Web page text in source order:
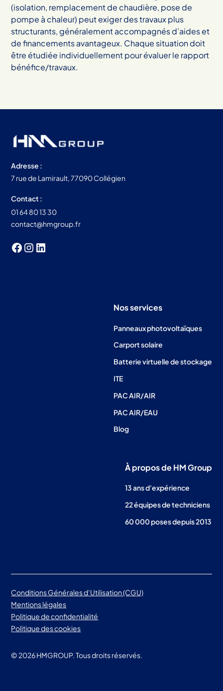
(isolation, remplacement de chaudière, pose de
pompe à chaleur) peut exiger des travaux plus
structurants, généralement accompagnés d’aides et
de financements avantageux. Chaque situation doit
être étudiée individuellement pour évaluer le rapport
bénéfice/travaux.
Adresse :
7 rue de Lamirault, 77090 Collégien
Contact :
01 64 80 13 30
contact@hmgroup.fr
Nos services
Panneaux photovoltaïques
Carport solaire
Batterie virtuelle de stockage
ITE
PAC AIR/AIR
PAC AIR/EAU
Blog
À propos de HM Group
13 ans d'expérience
22 équipes de techniciens
60 000 poses depuis 2013
© 2026HMGROUP. Tous droits réservés.
Conditions Générales d’Utilisation (CGU)
Mentions légales
Politique de confidentialité
Politique des cookies